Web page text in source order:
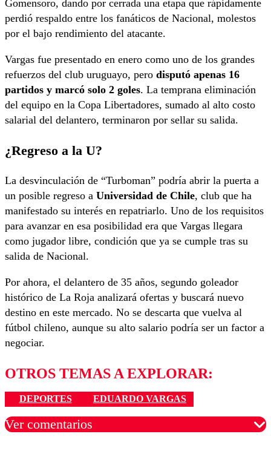
Gomensoro, dando por cerrada una etapa que rápidamente
perdió respaldo entre los fanáticos de Nacional, molestos
por el bajo rendimiento del atacante.
Vargas fue presentado en enero como uno de los grandes
refuerzos del club uruguayo, pero disputó apenas 16
partidos y marcó solo 2 goles. La temprana eliminación
del equipo en la Copa Libertadores, sumado al alto costo
salarial del delantero, terminaron por sellar su salida.
¿Regreso a la U?
La desvinculación de “Turboman” podría abrir la puerta a
un posible regreso a Universidad de Chile, club que ha
manifestado su interés en repatriarlo. Uno de los requisitos
para avanzar en esa posibilidad era que Vargas llegara
como jugador libre, condición que ya se cumple tras su
salida de Nacional.
Por ahora, el delantero de 35 años, segundo goleador
histórico de La Roja analizará ofertas y buscará nuevo
destino en este mercado. No se descarta que vuelva al
fútbol chileno, aunque su alto salario podría ser un factor a
negociar.
OTROS TEMAS A EXPLORAR:
DEPORTES EDUARDO VARGAS
Ver comentarios